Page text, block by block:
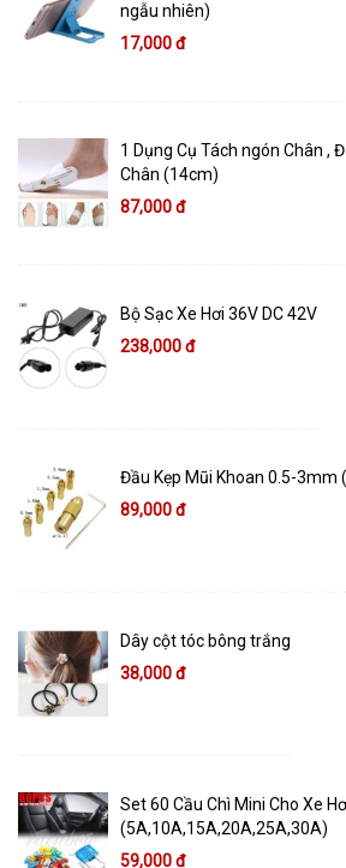
ngẫu nhiên)
17,000 đ
1 Dụng Cụ Tách ngón Chân ,
Chân (14cm)
87,000 đ
Bộ Sạc Xe Hơi 36V DC 42V
238,000 đ
Đầu Kẹp Mũi Khoan 0.5-3mm
89,000 đ
Dây cột tóc bông trắng
38,000 đ
Set 60 Cầu Chì Mini Cho Xe
(5A,10A,15A,20A,25A,30A)
59,000 đ